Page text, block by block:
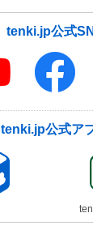
tenki.jp公式
tenki.jp公式ア